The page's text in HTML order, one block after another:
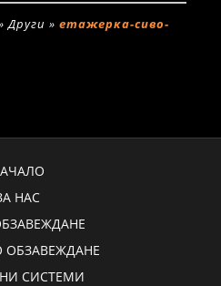
Други »етажерка-сиво-
НАС
ОБЗАВЕЖДАНЕ
СИСТЕМИ